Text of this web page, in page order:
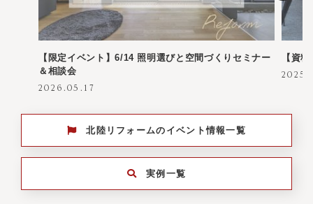
【限定イベント】6/14 照明選びと空間づくりセミナー
＆相談会
2026.05.17
【資
北陸リフォームのイベント情報一覧
実例一覧